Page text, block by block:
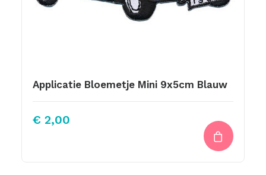
Applicatie Bloemetje Mini 9x5cm Blauw
€ 2,00